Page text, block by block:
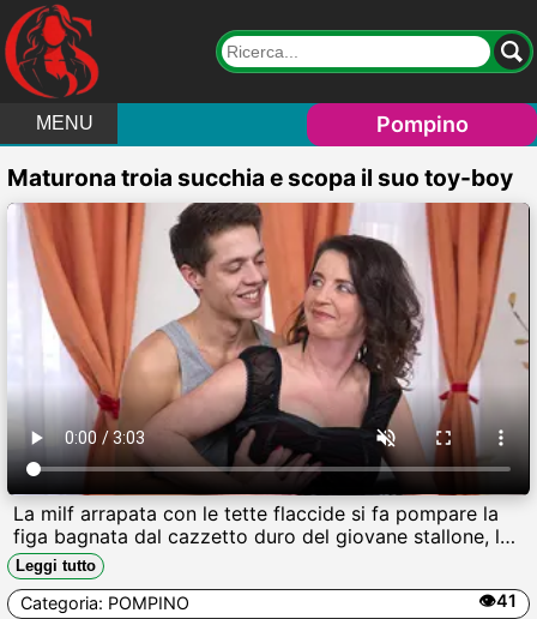
MENU Pompino
Maturona troia succhia e scopa il suo toy-boy
La milf arrapata con le tette flaccide si fa pompare la
figa bagnata dal cazzetto duro del giovane stallone, lo
incula in bocca fino a sborrarle in gola e lo cavalca
urlando come una puttana in calore, sborra e piscia di
godimento.
Leggi tutto
Categoria: POMPINO 👁️41